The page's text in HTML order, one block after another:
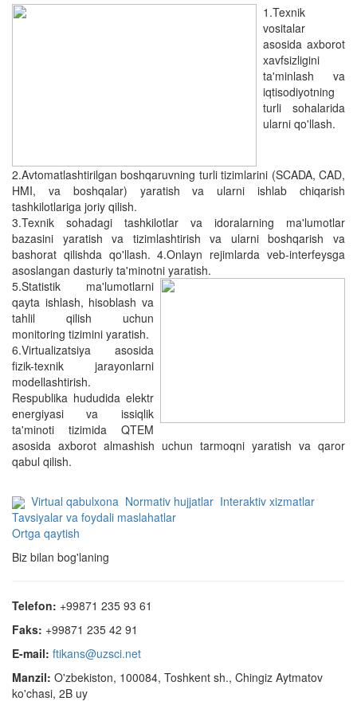
1.Texnik
vositalar
asosida axborot
xavfsizligini
ta'minlash va
iqtisodiyotning
turli sohalarida
ularni qo'llash.
2.Avtomatlashtirilgan boshqaruvning turli tizimlarini (SCADA, CAD,
HMI, va boshqalar) yaratish va ularni ishlab chiqarish
tashkilotlariga joriy qilish.
3.Texnik sohadagi tashkilotlar va idoralarning ma'lumotlar
bazasini yaratish va tizimlashtirish va ularni boshqarish va
bashorat qilishda qo'llash. 4.Onlayn rejimlarda veb-interfeysga
asoslangan dasturiy ta'minotni yaratish.
5.Statistik ma'lumotlarni
qayta ishlash, hisoblash va
tahlil qilish uchun
monitoring tizimini yaratish.
6.Virtualizatsiya asosida
fizik-texnik jarayonlarni
modellashtirish.
Respublika hududida elektr
energiyasi va issiqlik
ta'minoti tizimida QTEM
asosida axborot almashish uchun tarmoqni yaratish va qaror
qabul qilish.
Virtual qabulxona Normativ hujjatlar Interaktiv xizmatlar
Tavsiyalar va foydali maslahatlar
Ortga qaytish
Biz bilan bog'laning
Telefon: +99871 235 93 61
Faks: +99871 235 42 91
E-mail: ftikans@uzsci.net
Manzil: O'zbekiston, 100084, Toshkent sh., Chingiz Aytmatov
ko'chasi, 2B uy